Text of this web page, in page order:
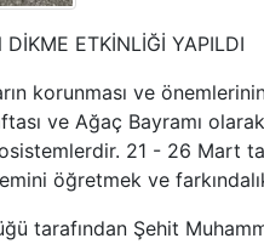
ETKİNLİĞİ YAPILDI
korunması ve
ve Ağaç Bayramı
21 - 26 Mart
öğretmek ve
tarafından Şehit